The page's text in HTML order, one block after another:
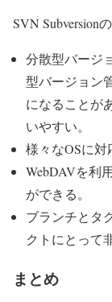
SVN Subversion
分散型バージ
型バージョン
になることが
いやすい。
様々なOSに対
WebDAVを利
ができる。
ブランチとタ
クトにとって
まとめ